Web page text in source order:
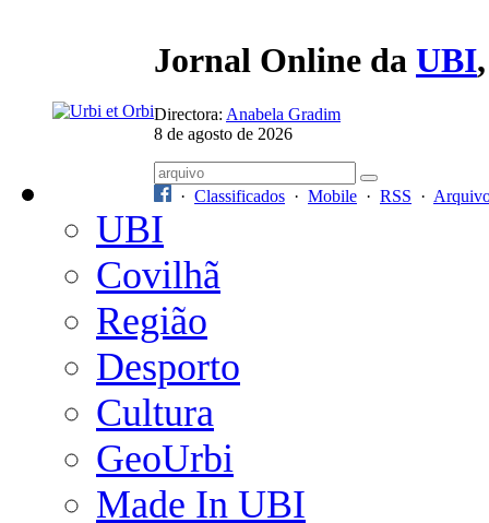
Jornal Online da UBI
Directora: Anabela Gradim
8 de agosto de 2026
· Classificados · Mobile · RSS ·
UBI
Covilhã
Região
Desporto
Cultura
GeoUrbi
Made In UBI